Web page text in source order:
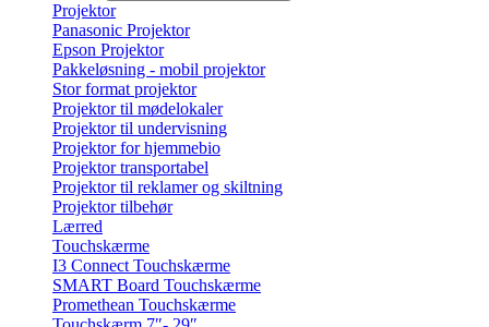
Projektor
Panasonic Projektor
Epson Projektor
Pakkeløsning - mobil projektor
Stor format projektor
Projektor til mødelokaler
Projektor til undervisning
Projektor for hjemmebio
Projektor transportabel
Projektor til reklamer og skiltning
Projektor tilbehør
Lærred
Touchskærme
I3 Connect Touchskærme
SMART Board Touchskærme
Promethean Touchskærme